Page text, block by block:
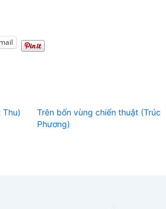
Thu)
Trên bốn vùng chiến thuật (Trúc
Phương)